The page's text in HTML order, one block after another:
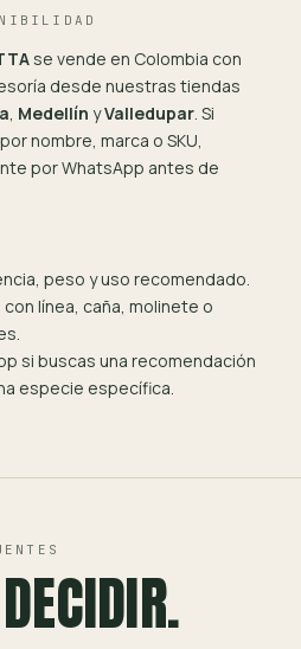
se vende en Colombia con
desde nuestras tiendas
, Medellín yValledupar. Si
nombre, marca o SKU,
por WhatsApp antes de
peso y uso recomendado.
línea, caña, molinete o
si buscas una recomendación
especie específica.